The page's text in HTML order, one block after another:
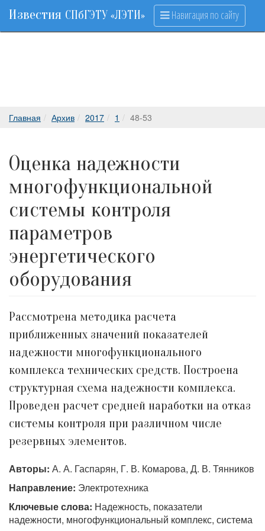
Известия СПбГЭТУ «ЛЭТИ» Навигация по сайту
Главная Архив 2017 1 48-53
Оценка надежности
многофункциональной
системы контроля
параметров
энергетического
оборудования
Рассмотрена методика расчета
приближенных значений показателей
надежности многофункционального
комплекса технических средств. Построена
структурная схема надежности комплекса.
Проведен расчет средней наработки на отказ
системы контроля при различном числе
резервных элементов.
Авторы: А. А. Гаспарян, Г. В. Комарова, Д. В. Тянников
Направление: Электротехника
Ключевые слова: Надежность, показатели
надежности, многофункциональный комплекс, система